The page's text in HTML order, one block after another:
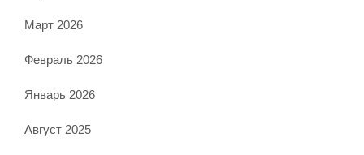
Март 2026
Февраль 2026
Январь 2026
Август 2025